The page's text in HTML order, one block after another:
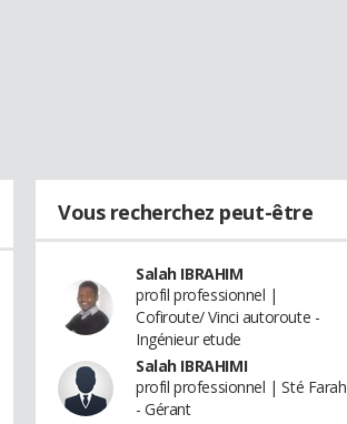
Vous recherchez peut-être
Salah IBRAHIM
profil professionnel |
Cofiroute/ Vinci autoroute -
Ingénieur etude
Salah IBRAHIMI
profil professionnel | Sté Farah
- Gérant